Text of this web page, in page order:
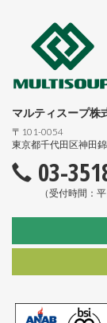
マルティスープ株
〒101-0054
東京都千代田区神田
03-
（受付時間：